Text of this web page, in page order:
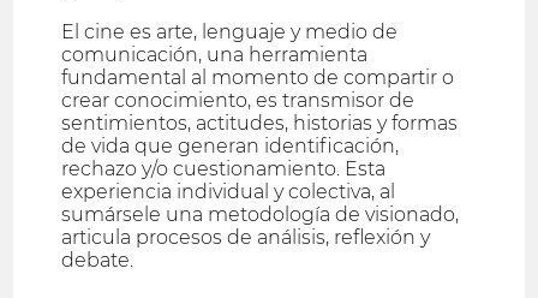
El cine es arte, lenguaje y medio de
comunicación, una herramienta
fundamental al momento de compartir o
crear conocimiento, es transmisor de
sentimientos, actitudes, historias y formas
de vida que generan identificación,
rechazo y/o cuestionamiento. Esta
experiencia individual y colectiva, al
sumársele una metodología de visionado,
articula procesos de análisis, reflexión y
debate.